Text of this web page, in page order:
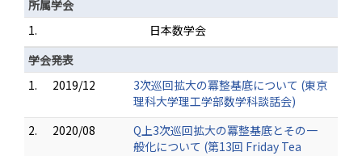
所属学会
1.
日本数学会
学会発表
1.
2019/12
3次巡回拡大の冪整基底について (東京
理科大学理工学部数学科談話会)
2.
2020/08
Q上3次巡回拡大の冪整基底とその一
般化について (第13回 Friday Tea